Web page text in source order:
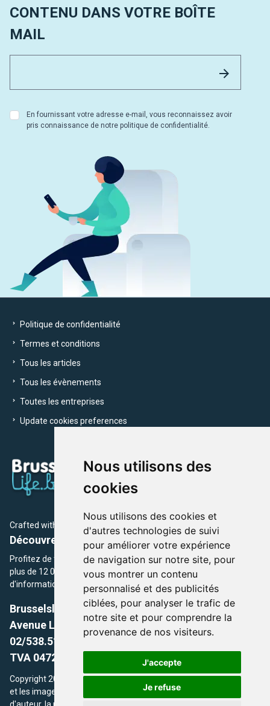
Nous utilisons des
cookies
Nous utilisons des cookies et
d'autres technologies de suivi
pour améliorer votre expérience
de navigation sur notre site, pour
vous montrer un contenu
personnalisé et des publicités
ciblées, pour analyser le trafic de
notre site et pour comprendre la
provenance de nos visiteurs.
J'accepte
Je refuse
CONTENU DANS VOTRE BOÎTE
MAIL
En fournissant votre adresse e-mail, vous reconnaissez avoir
pris connaissance de notre politique de confidentialité.
Politique de confidentialité
Termes et conditions
Tous les articles
Tous les évènements
Toutes les entreprises
Update cookies preferences
Crafted with by Brusselslife Team
Découvrez plus de 12 000 adresses et événements
Profitez de toutes les sections de BrusselsLife.be et découvrez
plus de 12 000 adresses et un grand choix d'événements,
d'informations et de conseils et astuces de notre écriture.
Brusselslife.be
Avenue Louise, 500 -1050 Ixelles, Brussels,
02/538.51.49.
TVA 0472.281.221
Copyright 2026 © Brusselslife.be Tous droits réservés. Le contenu
et les images utilisés sur ce site sont protégés par le droit
d'auteur. la propriétaires respectifs.